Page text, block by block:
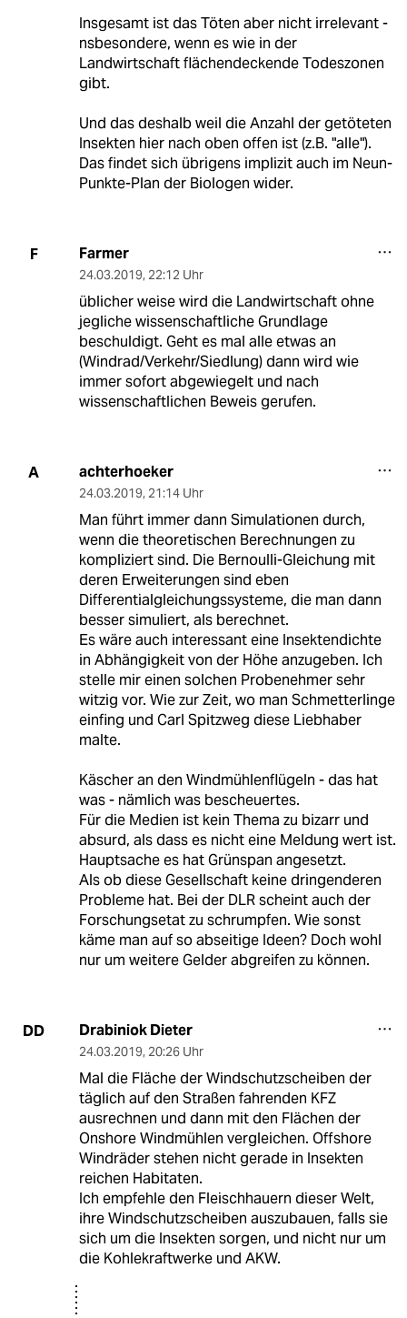
Insgesamt ist das Töten aber nicht irrelevant -
nsbesondere, wenn es wie in der
Landwirtschaft flächendeckende Todeszonen
gibt.
Und das deshalb weil die Anzahl der getöteten
Insekten hier nach oben offen ist (z.B. "alle").
Das findet sich übrigens implizit auch im Neun-
Punkte-Plan der Biologen wider.
F Farmer
24.03.2019, 22:12 Uhr
üblicher weise wird die Landwirtschaft ohne
jegliche wissenschaftliche Grundlage
beschuldigt. Geht es mal alle etwas an
(Windrad/Verkehr/Siedlung) dann wird wie
immer sofort abgewiegelt und nach
wissenschaftlichen Beweis gerufen.
A achterhoeker
24.03.2019, 21:14 Uhr
Man führt immer dann Simulationen durch,
wenn die theoretischen Berechnungen zu
kompliziert sind. Die Bernoulli-Gleichung mit
deren Erweiterungen sind eben
Differentialgleichungssysteme, die man dann
besser simuliert, als berechnet.
Es wäre auch interessant eine Insektendichte
in Abhängigkeit von der Höhe anzugeben. Ich
stelle mir einen solchen Probenehmer sehr
witzig vor. Wie zur Zeit, wo man Schmetterlinge
einfing und Carl Spitzweg diese Liebhaber
malte.
Käscher an den Windmühlenflügeln - das hat
was - nämlich was bescheuertes.
Für die Medien ist kein Thema zu bizarr und
absurd, als dass es nicht eine Meldung wert ist.
Hauptsache es hat Grünspan angesetzt.
Als ob diese Gesellschaft keine dringenderen
Probleme hat. Bei der DLR scheint auch der
Forschungsetat zu schrumpfen. Wie sonst
käme man auf so abseitige Ideen? Doch wohl
nur um weitere Gelder abgreifen zu können.
DD Drabiniok Dieter
24.03.2019, 20:26 Uhr
Mal die Fläche der Windschutzscheiben der
täglich auf den Straßen fahrenden KFZ
ausrechnen und dann mit den Flächen der
Onshore Windmühlen vergleichen. Offshore
Windräder stehen nicht gerade in Insekten
reichen Habitaten.
Ich empfehle den Fleischhauern dieser Welt,
ihre Windschutzscheiben auszubauen, falls sie
sich um die Insekten sorgen, und nicht nur um
die Kohlekraftwerke und AKW.